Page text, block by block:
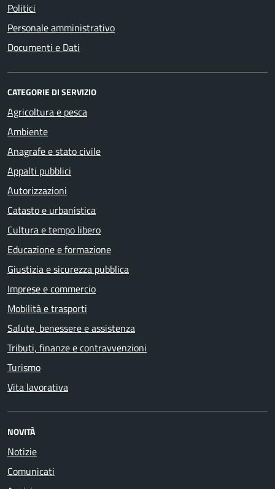
Politici
Personale amministrativo
Documenti e Dati
CATEGORIE DI SERVIZIO
Agricoltura e pesca
Ambiente
Anagrafe e stato civile
Appalti pubblici
Autorizzazioni
Catasto e urbanistica
Cultura e tempo libero
Educazione e formazione
Giustizia e sicurezza pubblica
Imprese e commercio
Mobilità e trasporti
Salute, benessere e assistenza
Tributi, finanze e contravvenzioni
Turismo
Vita lavorativa
NOVITÀ
Notizie
Comunicati